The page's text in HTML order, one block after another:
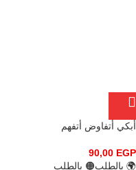
أبكي أتفاوض أتفهم
90,00 EGP
🌍 بالطلب🟠 بالطلب